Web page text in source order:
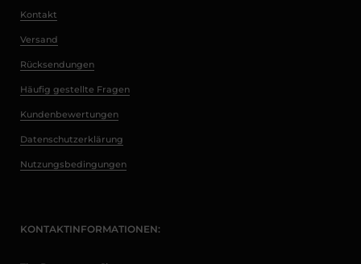
Kontakt
Versand
Rücksendungen
Häufig gestellte Fragen
Kundenbewertungen
Datenschutzerklärung
Nutzungsbedingungen
KONTAKTINFORMATIONEN: